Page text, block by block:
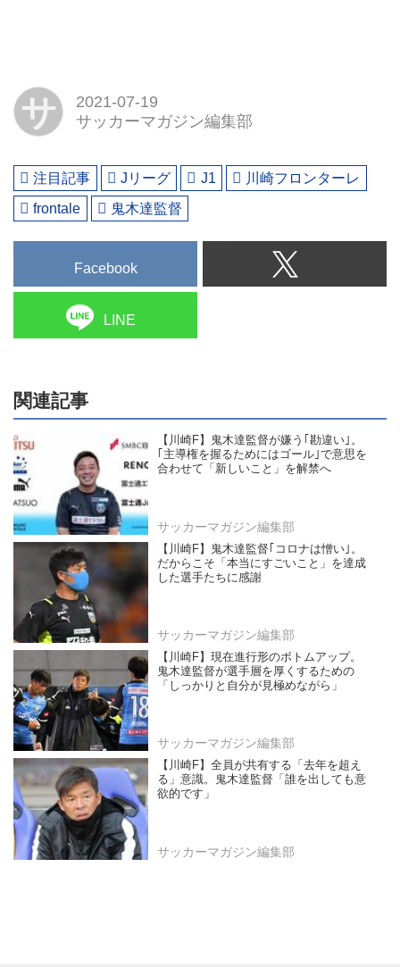
サ
2021-07-19
サッカーマガジン編集部
注目記事 Jリーグ J1
川崎フロンターレ
frontale
鬼木達監督
Facebook
LINE
関連記事
【川崎F】鬼木達監督が嫌う｢勘違い｣。
｢主導権を握るためにはゴール｣で意思を
合わせて「新しいこと」を解禁へ
サッカーマガジン編集部
【川崎F】鬼木達監督｢コロナは憎い｣。
だからこそ「本当にすごいこと」を達成
した選手たちに感謝
サッカーマガジン編集部
【川崎F】現在進行形のボトムアップ。
鬼木達監督が選手層を厚くするための
「しっかりと自分が見極めながら」
サッカーマガジン編集部
【川崎F】全員が共有する「去年を超え
る」意識。鬼木達監督「誰を出しても意
欲的です」
サッカーマガジン編集部